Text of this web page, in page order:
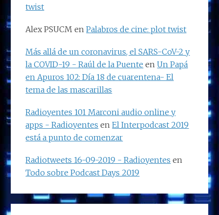
twist
Alex PSUCM enPalabros de cine: plot twist
Más allá de un coronavirus, el SARS-CoV-2 y
la COVID-19 - Raúl de la Puente enUn Papá
en Apuros 102: Día 18 de cuarentena- El
tema de las mascarillas
Radioyentes 101 Marconi audio online y
apps - Radioyentes enEl Interpodcast 2019
está a punto de comenzar
Radiotweets 16-09-2019 - Radioyentes en
Todo sobre Podcast Days 2019